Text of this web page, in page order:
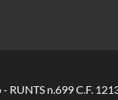
RUNTS n.699 C.F.